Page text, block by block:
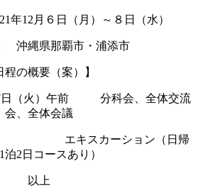
12月６日（月）～８日（水）
沖縄県那覇市・浦添市
程の概要（案）】
7日（火）午前 分科会、全体交流
会、全体会議
～ エキスカーション（日帰
泊2日コースあり）
以上